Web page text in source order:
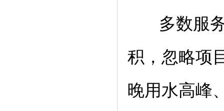
多数服务
积，忽略项
晚用水高峰